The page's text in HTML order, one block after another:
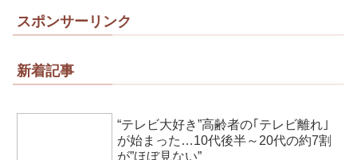
スポンサーリンク
新着記事
“テレビ大好き”高齢者の｢テレビ離れ｣
が始まった…10代後半～20代の約7割
が”ほぼ見ない”